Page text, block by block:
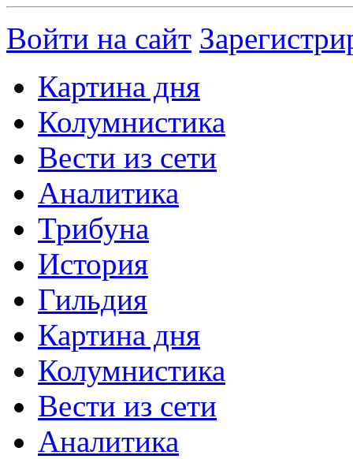
Войти на сайт
Картина дня
Колумнистика
Вести из сети
Аналитика
Трибуна
История
Гильдия
Картина дня
Колумнистика
Вести из сети
Аналитика